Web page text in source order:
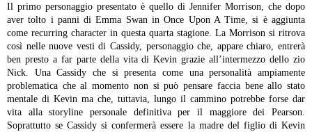
Il primo personaggio presentato è quello di Jennifer Morrison, che dopo
aver tolto i panni di Emma Swan in Once Upon A Time, si è aggiunta
come recurring character in questa quarta stagione. La Morrison si ritrova
così nelle nuove vesti di Cassidy, personaggio che, appare chiaro, entrerà
ben presto a far parte della vita di Kevin grazie all’intermezzo dello zio
Nick. Una Cassidy che si presenta come una personalità ampiamente
problematica che al momento non si può pensare faccia bene allo stato
mentale di Kevin ma che, tuttavia, lungo il cammino potrebbe forse dar
vita alla storyline personale definitiva per il maggiore dei Pearson.
Soprattutto se Cassidy si confermerà essere la madre del figlio di Kevin